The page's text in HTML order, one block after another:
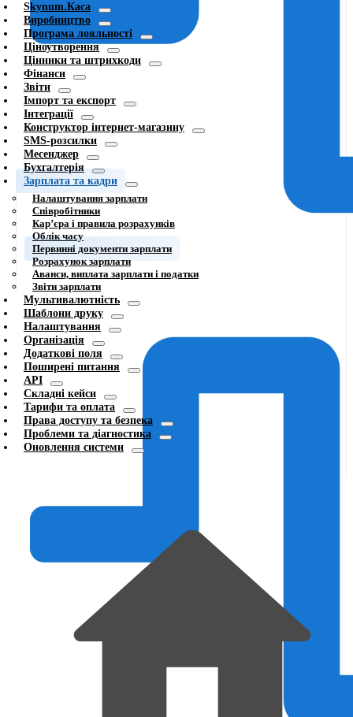
Skynum.Каса
Виробництво
Програма лояльності
Ціноутворення
Цінники та штрихкоди
Фінанси
Звіти
Імпорт та експорт
Інтеграції
Конструктор інтернет-магазину
SMS-розсилки
Месенджер
Бухгалтерія
Зарплата та кадри
Налаштування зарплати
Співробітники
Карʼєра і правила розрахунків
Облік часу
Первинні документи зарплати
Розрахунок зарплати
Аванси, виплата зарплати і податки
Звіти зарплати
Мультивалютність
Шаблони друку
Налаштування
Організація
Додаткові поля
Поширені питання
API
Складні кейси
Тарифи та оплата
Права доступу та безпека
Проблеми та діагностика
Оновлення системи